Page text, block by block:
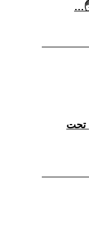
تحت